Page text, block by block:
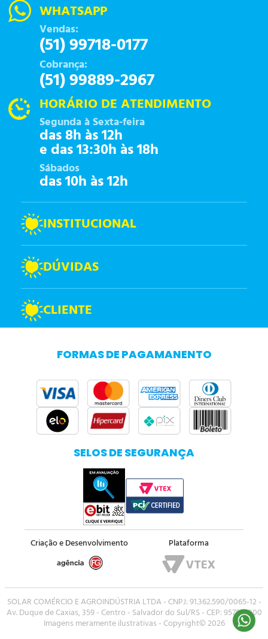
WHATSAPP
Vendas:
(51) 99718-0177
Cobrança:
(51) 99889-2967
HORÁRIO DE ATENDIMENTO
Segunda à Sexta-feira
das 8h às 12h
e das 13:30h às 18h
Sábados
das 10h às 12h
INSTITUCIONAL
DÚVIDAS
CLIENTE
FORMAS DE PAGAMANENTO
SELOS DE SEGURANÇA
Criação e Desenvolvimento Plataforma
SOLAR COMÉRCIO E AGROINDÚSTRIA LTDA - CNPJ: 91.362.590/0065-12 -
Av. Duque de Caxias, 359 - Centro - Salvador do Sul/RS - CEP: 95750-000
Imagens meramente ilustrativas - Copyright© 2026